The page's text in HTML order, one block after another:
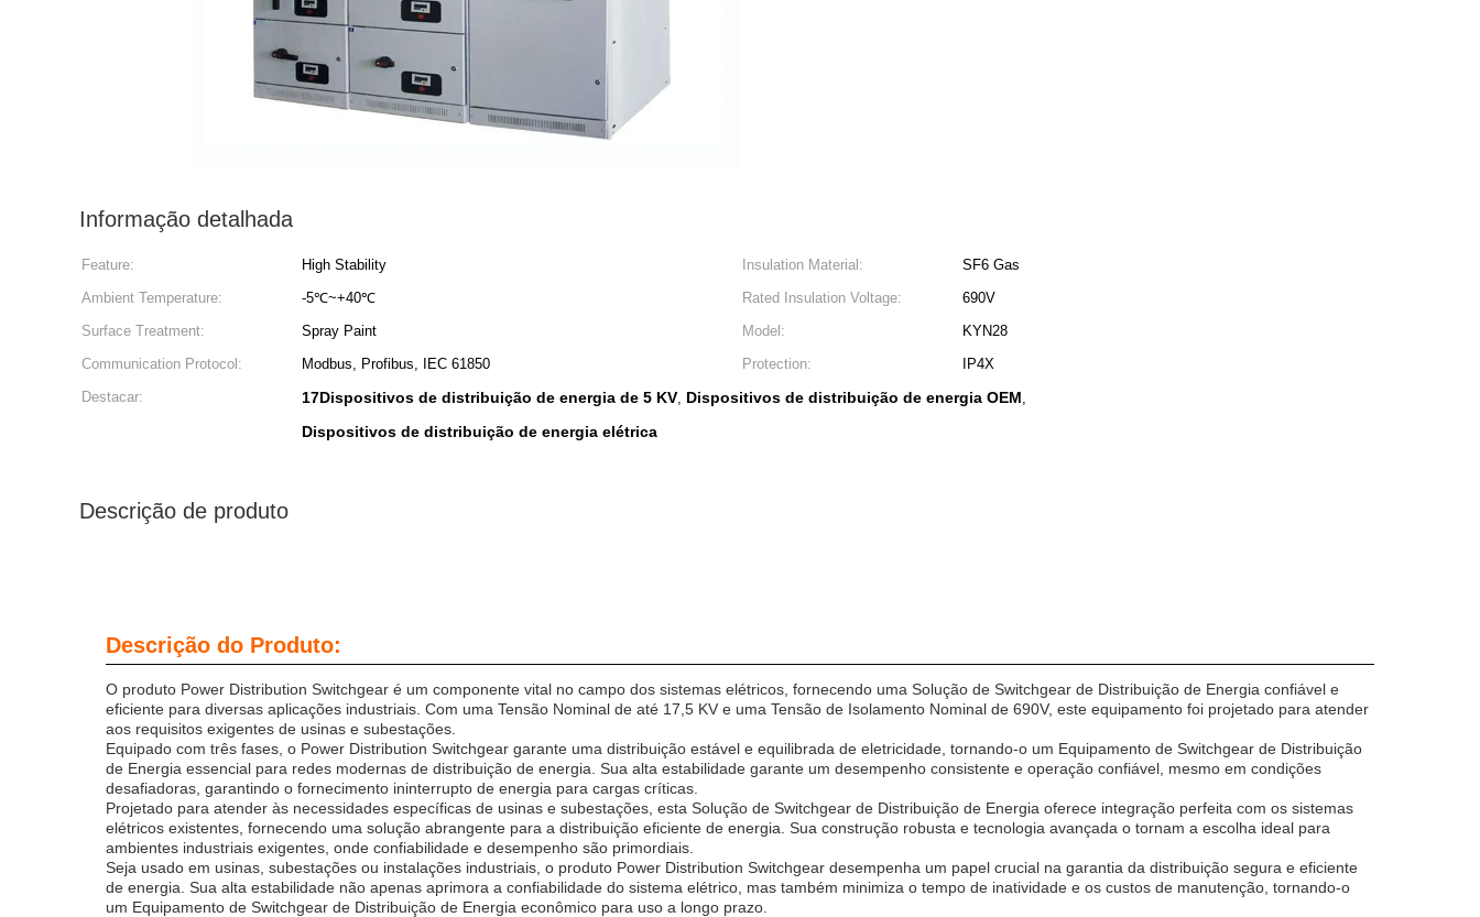
Informação detalhada
Feature: High Stability Insulation Material:
SF6 Gas
Ambient Temperature:
-5℃~+40℃ Rated Insulation Voltage:
690V
Surface Treatment:
Spray Paint Model:
KYN28
Communication Protocol:
Modbus, Profibus, IEC 61850 Protection:
IP4X
Destacar:
17Dispositivos de distribuição de energia de 5 KV, Dispositivos de distribuição de energia OEM,
Dispositivos de distribuição de energia elétrica
Descrição de produto
Descrição do Produto:
O produto Power Distribution Switchgear é um componente vital no campo dos sistemas elétricos, fornecendo uma Solução de Switchgear de Distribuição de Energia confiável e
eficiente para diversas aplicações industriais. Com uma Tensão Nominal de até 17,5 KV e uma Tensão de Isolamento Nominal de 690V, este equipamento foi projetado para atender
aos requisitos exigentes de usinas e subestações.
Equipado com três fases, o Power Distribution Switchgear garante uma distribuição estável e equilibrada de eletricidade, tornando-o um Equipamento de Switchgear de Distribuição
de Energia essencial para redes modernas de distribuição de energia. Sua alta estabilidade garante um desempenho consistente e operação confiável, mesmo em condições
desafiadoras, garantindo o fornecimento ininterrupto de energia para cargas críticas.
Projetado para atender às necessidades específicas de usinas e subestações, esta Solução de Switchgear de Distribuição de Energia oferece integração perfeita com os sistemas
elétricos existentes, fornecendo uma solução abrangente para a distribuição eficiente de energia. Sua construção robusta e tecnologia avançada o tornam a escolha ideal para
ambientes industriais exigentes, onde confiabilidade e desempenho são primordiais.
Seja usado em usinas, subestações ou instalações industriais, o produto Power Distribution Switchgear desempenha um papel crucial na garantia da distribuição segura e eficiente
de energia. Sua alta estabilidade não apenas aprimora a confiabilidade do sistema elétrico, mas também minimiza o tempo de inatividade e os custos de manutenção, tornando-o
um Equipamento de Switchgear de Distribuição de Energia econômico para uso a longo prazo.